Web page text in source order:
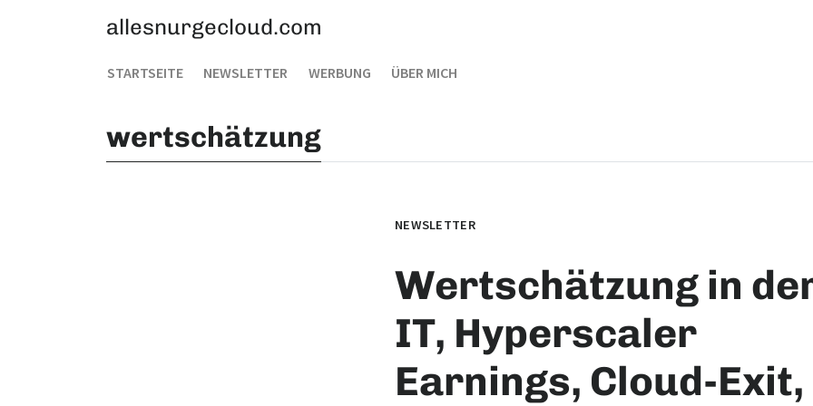
allesnurgecloud.com
STARTSEITE NEWSLETTER WERBUNG ÜBER MICH
wertschätzung
NEWSLETTER
Wertschätzung in
IT, Hyperscaler
Earnings, Cloud-Exit,